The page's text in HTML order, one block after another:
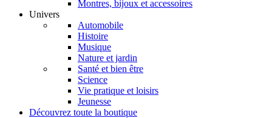
Montres, bijoux et accessoires
Univers
Automobile
Histoire
Musique
Nature et jardin
Santé et bien être
Science
Vie pratique et loisirs
Jeunesse
Découvrez toute la boutique